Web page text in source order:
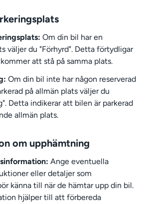
Om din bil har en
väljer du "Förhyrd". Detta förtydligar
att stå på samma plats.
Om din bil inte har någon reserverad
på allmän plats väljer du
Detta indikerar att bilen är parkerad
allmän plats.
om upphämtning
Ange eventuella
eller detaljer som
känna till när de hämtar upp din bil.
hjälper till att förbereda